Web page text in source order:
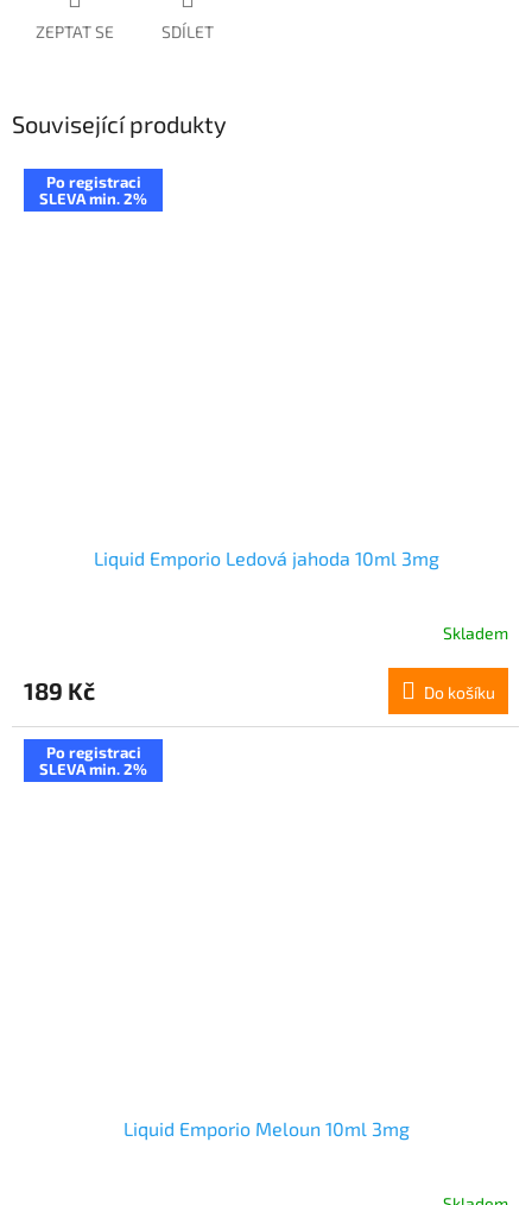
ZEPTAT SE SDÍLET
Související produkty
Po registraci
SLEVA min. 2%
Liquid Emporio Ledová jahoda 10ml 3mg
Skladem
189 Kč Do košíku
Po registraci
SLEVA min. 2%
Liquid Emporio Meloun 10ml 3mg